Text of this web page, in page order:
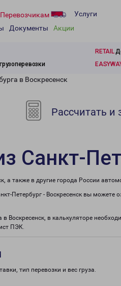
Перевозчикам
Услуги
Документы Акции
RETAIL
в Воскресенск
Рассчитать и
Санкт-
а также в другие города России
Петербург - Воскресенск вы
Воскресенск, в калькуляторе
ПЭК.
тип перевозки и вес груза.